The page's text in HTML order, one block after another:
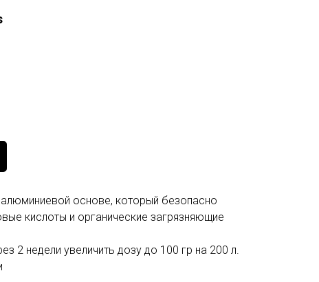
основе, который безопасно
кислоты и органические загрязняющие
2 недели увеличить дозу до 100 гр на 200 л.